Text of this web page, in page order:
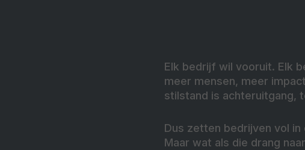
Elk bedrijf wil vooruit. Elk
meer mensen, meer
stilstand is achteruitgang,
Dus zetten bedrijven vol
Maar wat als die drang